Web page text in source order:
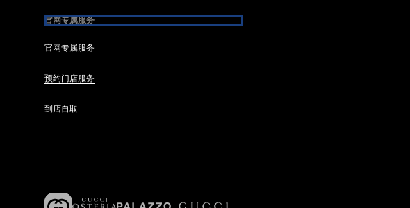
官网专属服务
官网专属服务
预约门店服务
到店自取